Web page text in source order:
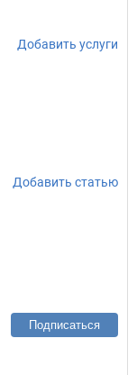
Добавить услуги
Добавить статью
Подписаться